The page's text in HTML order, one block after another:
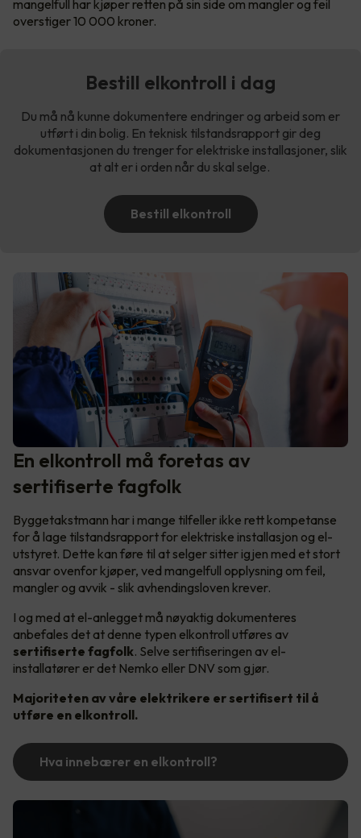
mangelfull har kjøper retten på sin side om mangler og feil
overstiger 10 000 kroner.
Bestill elkontroll i dag
Du må nå kunne dokumentere endringer og arbeid som er
utført i din bolig. En teknisk tilstandsrapport gir deg
dokumentasjonen du trenger for elektriske installasjoner, slik
at alt er i orden når du skal selge.
Bestill elkontroll
En elkontroll må foretas av
sertifiserte fagfolk
Byggetakstmann har i mange tilfeller ikke rett kompetanse
for å lage tilstandsrapport for elektriske installasjon og el-
utstyret. Dette kan føre til at selger sitter igjen med et stort
ansvar ovenfor kjøper, ved mangelfull opplysning om feil,
mangler og avvik - slik avhendingsloven krever.
I og med at el-anlegget må nøyaktig dokumenteres
anbefales det at denne typen elkontroll utføres av
sertifiserte fagfolk. Selve sertifiseringen av el-
installatører er det Nemko eller DNV som gjør.
Majoriteten av våre elektrikere er sertifisert til å
utføre en elkontroll.
Hva innebærer en elkontroll?